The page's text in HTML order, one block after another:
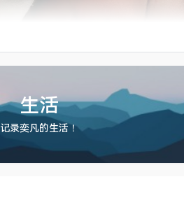
生活
记录奕凡的生活！